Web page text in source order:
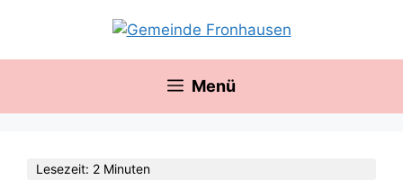
springen
Menü
Lesezeit: 2 Minuten